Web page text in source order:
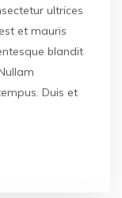
ultrices
et mauris
blandit
Duis et